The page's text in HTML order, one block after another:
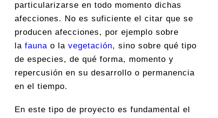
particularizarse en todo momento dichas
afecciones. No es suficiente el citar que se
producen afecciones, por ejemplo sobre
la faunao la vegetación, sino sobre qué tipo
de especies, de qué forma, momento y
repercusión en su desarrollo o permanencia
en el tiempo.
En este tipo de proyecto es fundamental el